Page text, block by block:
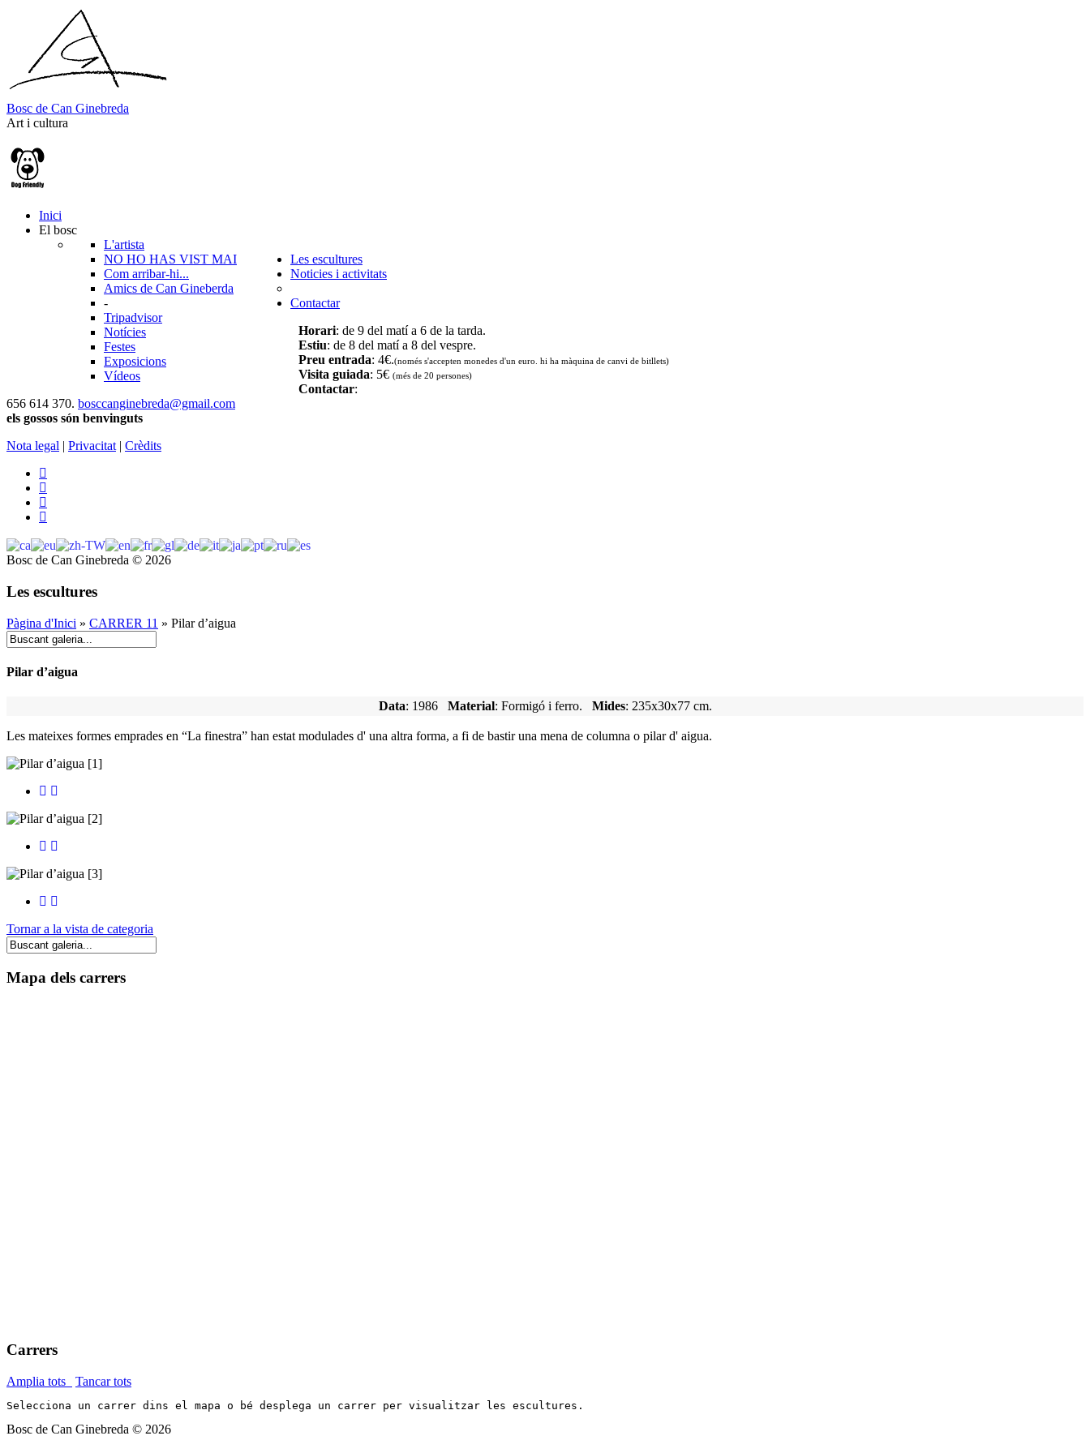
Bosc de Can Ginebreda
Art i cultura
Inici
El bosc
L'artista
NO HO HAS VIST MAI
Com arribar-hi...
Amics de Can Gineberda
-
Tripadvisor
Les escultures
Noticies i activitats
Notícies
Festes
Exposicions
Vídeos
Contactar
Horari: de 9 del matí a 6 de la tarda.
Estiu: de 8 del matí a 8 del vespre.
Preu entrada: 4€.(només s'accepten monedes d'un euro. hi ha màquina de canvi de bitllets)
Visita guiada: 5€ (més de 20 persones)
Contactar:
656 614 370. bosccanginebreda@gmail.com
els gossos són benvinguts
Nota legal | Privacitat | Crèdits
Bosc de Can Ginebreda © 2026
Les escultures
Pàgina d'Inici » CARRER 11 » Pilar d’aigua
Pilar d’aigua
Data: 1986 Material: Formigó i ferro. Mides: 235x30x77 cm.
Les mateixes formes emprades en “La finestra” han estat modulades d' una altra forma, a fi de bastir una mena de columna o pilar d' aigua.
Tornar a la vista de categoria
Mapa dels carrers
Carrers
Amplia tots Tancar tots
Selecciona un carrer dins el mapa o bé desplega un carrer per visualitzar les escultures.
Bosc de Can Ginebreda © 2026